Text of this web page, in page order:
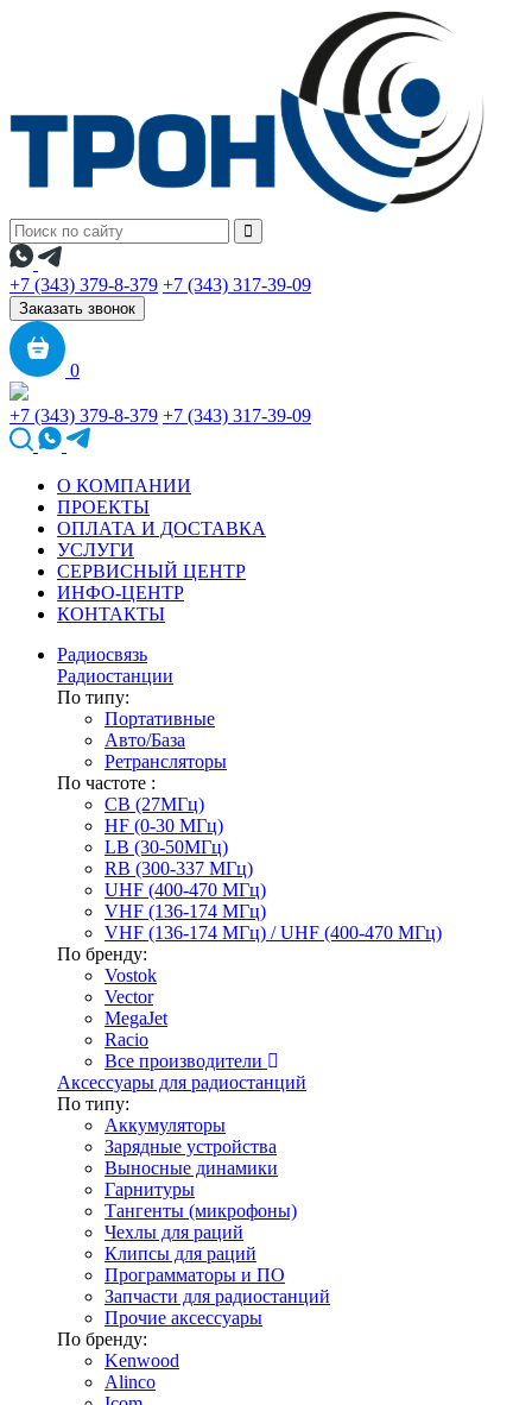
+7 (343) 379-8-379 +7 (343) 317-39-09
Заказать звонок
0
+7 (343) 379-8-379 +7 (343) 317-39-09
О КОМПАНИИ
ПРОЕКТЫ
ОПЛАТА И ДОСТАВКА
УСЛУГИ
СЕРВИСНЫЙ ЦЕНТР
ИНФО-ЦЕНТР
КОНТАКТЫ
Радиосвязь
Радиостанции
По типу:
Портативные
Авто/База
Ретрансляторы
По частоте :
CB (27МГц)
HF (0-30 МГц)
LB (30-50МГц)
RB (300-337 МГц)
UHF (400-470 МГц)
VHF (136-174 МГц)
VHF (136-174 МГц) / UHF (400-470 МГц)
По бренду:
Vostok
Vector
MegaJet
Racio
Все производители
Аксессуары для радиостанций
По типу:
Аккумуляторы
Зарядные устройства
Выносные динамики
Гарнитуры
Тангенты (микрофоны)
Чехлы для раций
Клипсы для раций
Программаторы и ПО
Запчасти для радиостанций
Прочие аксессуары
По бренду:
Kenwood
Alinco